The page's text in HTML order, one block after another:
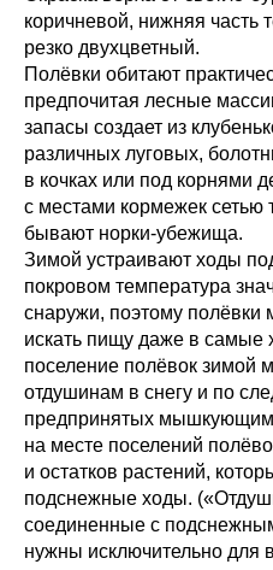
коричневой, нижняя часть
резко двухцветный.
Полёвки обитают
предпочитая лесные
запасы создает из
различных луговых,
в кочках или под корнями
с местами кормежек сетью
бывают норки-убежища.
Зимой устраивают ходы
покровом температура
снаружи, поэтому полёвки
искать пищу даже в самые
поселение полёвок зимой
отдушинам в снегу и по
предпринятых
на месте поселений
и остатков растений,
подснежные ходы.
соединенные с
нужны исключительно для